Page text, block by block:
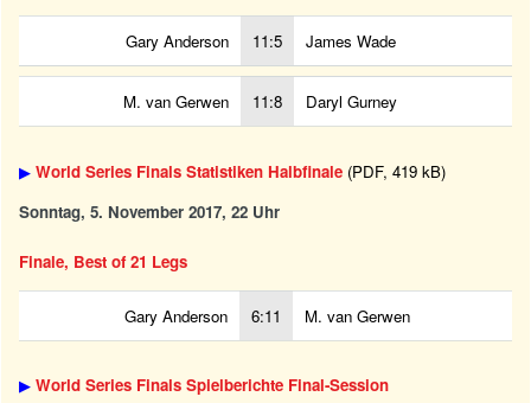
Gary Anderson 11:5 James Wade
M. van Gerwen 11:8 Daryl Gurney
▶ World Series Finals Statistiken Halbfinale (PDF, 419 kB)
Sonntag, 5. November 2017, 22 Uhr
Finale, Best of 21 Legs
Gary Anderson 6:11 M. van Gerwen
▶ World Series Finals Spielberichte Final-Session